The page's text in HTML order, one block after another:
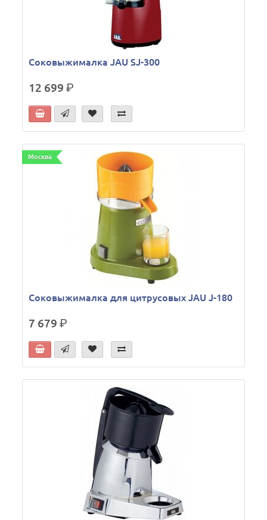
Соковыжималка JAU SJ-300
12 699р.
Москва
Соковыжималка для цитрусовых JAU J-180
7 679р.